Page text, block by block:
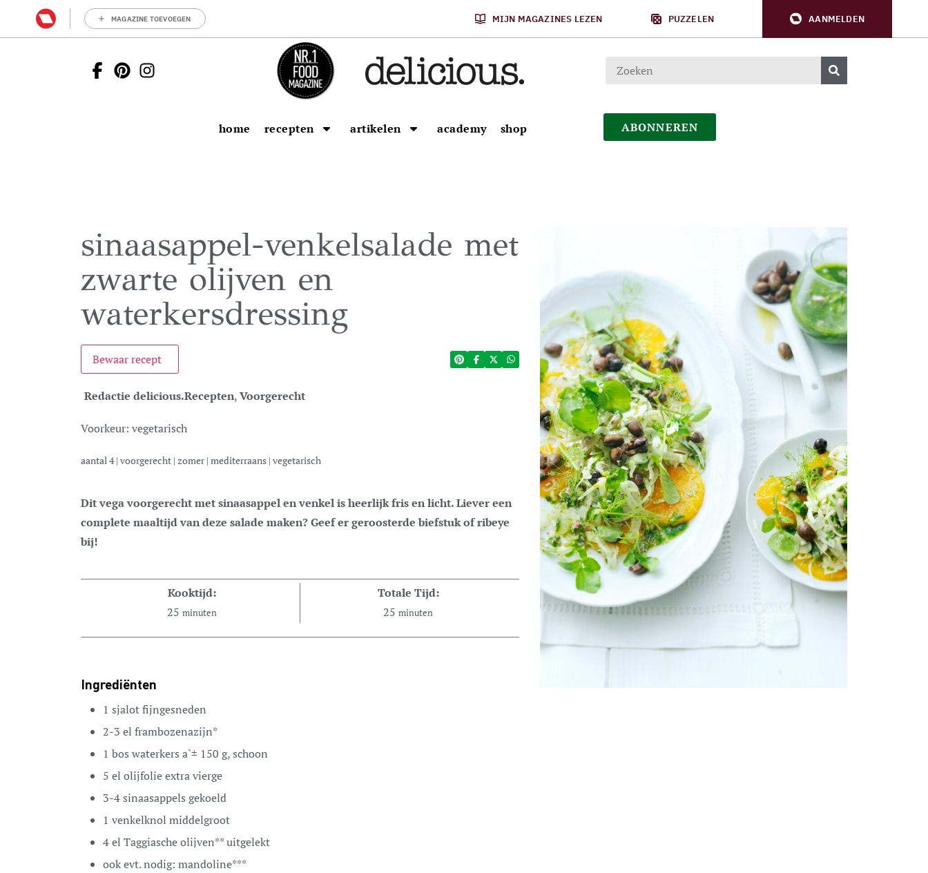
MAGAZINE TOEVOEGEN MIJN MAGAZINES LEZEN PUZZELEN AANMELDEN
home recepten artikelen academy shop ABONNEREN
sinaasappel-venkelsalade met
zwarte olijven en
waterkersdressing
Bewaar recept
Redactie delicious.Recepten,Voorgerecht
Voorkeur: vegetarisch
aantal4| voorgerecht | zomer| mediterraans | vegetarisch
Dit vega voorgerecht met sinaasappel en venkel is heerlijk fris en licht. Liever een
complete maaltijd van deze salade maken? Geef er geroosterde biefstuk of ribeye
bij!
Kooktijd:
25 minuten
Totale Tijd:
25 minuten
Ingrediënten
1 sjalotfijngesneden
2-3 el frambozenazijn*
1 bos waterkers a`± 150 g, schoon
5 el olijfolieextra vierge
3-4sinaasappels gekoeld
1 venkelknol middelgroot
4el Taggiasche olijven**uitgelekt
ook evt. nodig: mandoline***